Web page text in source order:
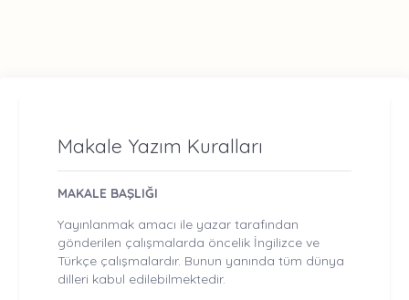
Makale Yazım Kuralları
MAKALE BAŞLIĞI
Yayınlanmak amacı ile yazar tarafından
gönderilen çalışmalarda öncelik İngilizce ve
Türkçe çalışmalardır. Bunun yanında tüm dünya
dilleri kabul edilebilmektedir.